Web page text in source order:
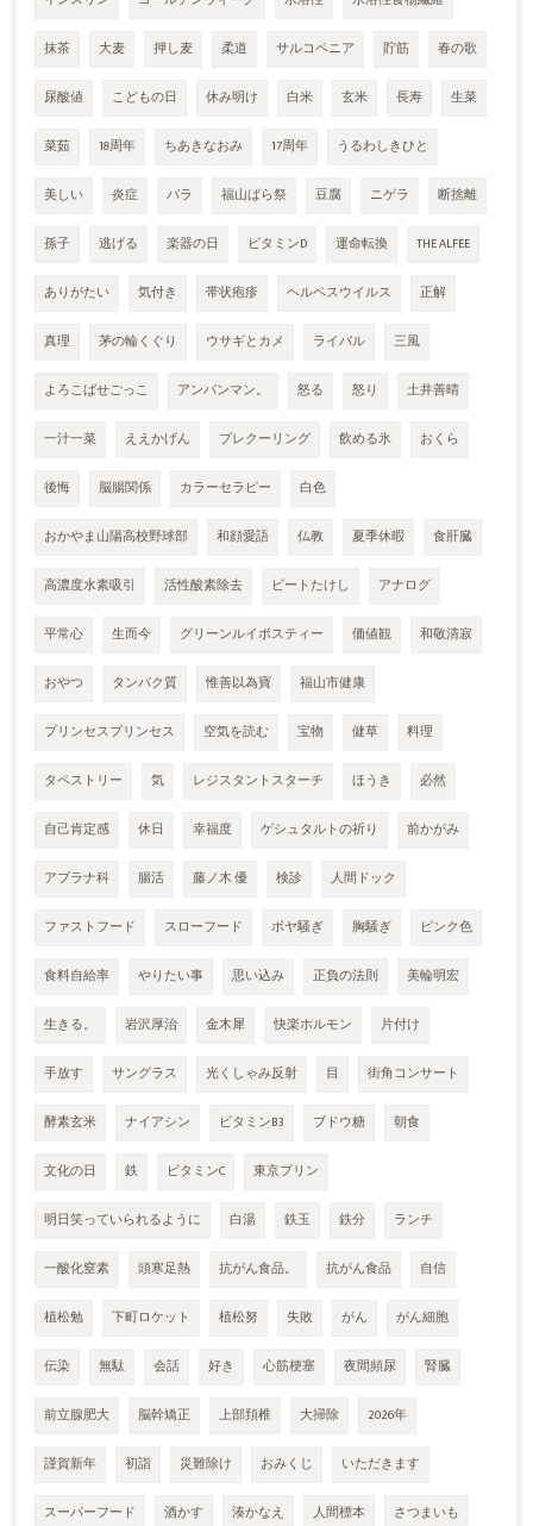
抹茶 大麦 押し麦 柔道 サルコペニア 貯筋 春の歌
尿酸値 こどもの日 休み明け 白米 玄米 長寿 生菜
菜茹 18周年 ちあきなおみ 17周年 うるわしきひと
美しい 炎症 バラ 福山ばら祭 豆腐 ニゲラ 断捨離
孫子 逃げる 楽器の日 ビタミンD 運命転換 THE ALFEE
ありがたい 気付き 帯状疱疹 ヘルペスウイルス 正解
真理 茅の輪くぐり ウサギとカメ ライバル 三風
よろこばせごっこ アンパンマン。 怒る 怒り 土井善晴
一汁一菜 ええかげん プレクーリング 飲める氷 おくら
後悔 脳腸関係 カラーセラピー 白色
おかやま山陽高校野球部 和顔愛語 仏教 夏季休暇 食肝臓
高濃度水素吸引 活性酸素除去 ビートたけし アナログ
平常心 生而今 グリーンルイボスティー 価値観 和敬清寂
おやつ タンパク質 惟善以為寶 福山市健康
プリンセスプリンセス 空気を読む 宝物 健草 料理
タペストリー 気 レジスタントスターチ ほうき 必然
自己肯定感 休日 幸福度 ゲシュタルトの祈り 前かがみ
アブラナ科 腸活 藤ノ木 優 検診 人間ドック
ファストフード スローフード ボヤ騒ぎ 胸騒ぎ ピンク色
食料自給率 やりたい事 思い込み 正負の法則 美輪明宏
生きる。 岩沢厚治 金木犀 快楽ホルモン 片付け
手放す サングラス 光くしゃみ反射 目 街角コンサート
酵素玄米 ナイアシン ビタミンB3 ブドウ糖 朝食
文化の日 鉄 ビタミンC 東京プリン
明日笑っていられるように 白湯 鉄玉 鉄分 ランチ
一酸化窒素 頭寒足熱 抗がん食品。 抗がん食品 自信
植松勉 下町ロケット 植松努 失敗 がん がん細胞
伝染 無駄 会話 好き 心筋梗塞 夜間頻尿 腎臓
前立腺肥大 脳幹矯正 上部頚椎 大掃除 2026年
謹賀新年 初詣 災難除け おみくじ いただきます
スーパーフード 酒かす 湊かなえ 人間標本 さつまいも